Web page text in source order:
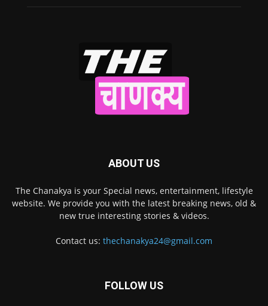
ABOUT US
The Chanakya is your Special news, entertainment, lifestyle
website. We provide you with the latest breaking news, old &
new true interesting stories & videos.
Contact us: thechanakya24@gmail.com
FOLLOW US